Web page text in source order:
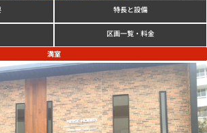
特長と設備
区画一覧・料金
満室